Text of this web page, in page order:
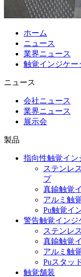
ホーム
ニュース
業界ニュース
触覚インジケー
ニュース
会社ニュース
業界ニュース
展示会
製品
指向性触覚イ
ステンレ
プ
真鍮触覚
アルミ触
Pu触覚イ
警告触覚インジ
ステンレ
真鍮触覚
アルミ触
Puスタッ
触覚舗装